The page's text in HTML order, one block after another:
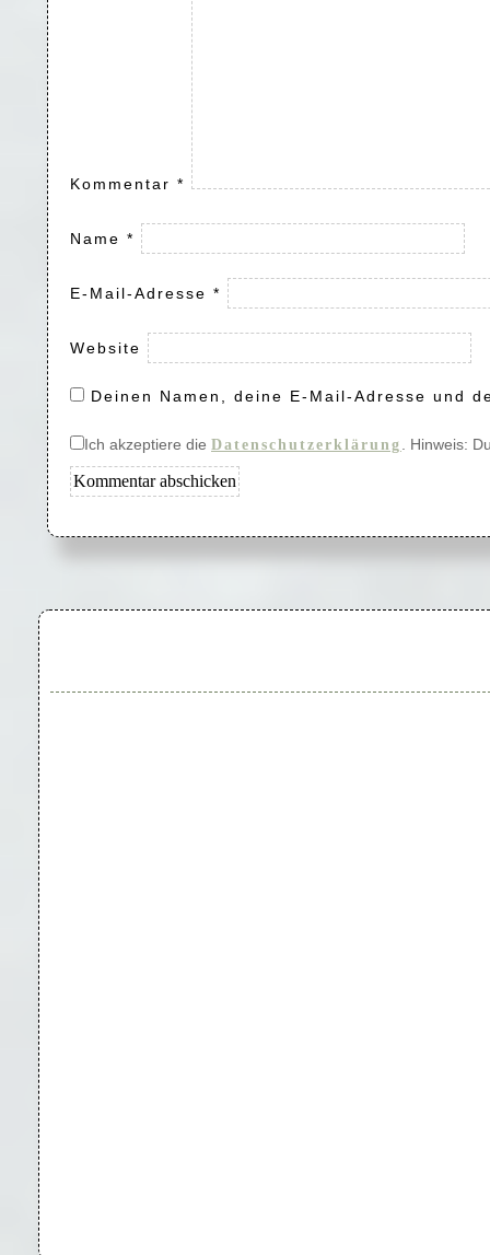
Kommentar *
Name *
E-Mail-Adresse *
Website
Deinen Namen, deine E-Mail-Adresse und
Ich akzeptiere die Datenschutzerklärung . Hinweis: